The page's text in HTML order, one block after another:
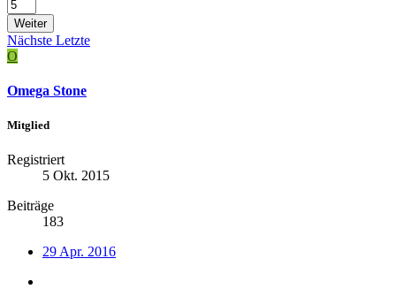
Weiter
Nächste Letzte
O
Omega Stone
Mitglied
Registriert
5 Okt. 2015
Beiträge
183
29 Apr. 2016